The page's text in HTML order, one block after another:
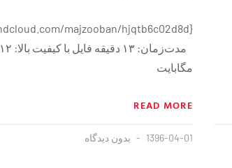
مدت‌زمان: ۱۳ دقيقه فايل با کیفیت بالا: ۱۲
مگابایت
READ MORE
1396-04-01 بدون دیدگاه